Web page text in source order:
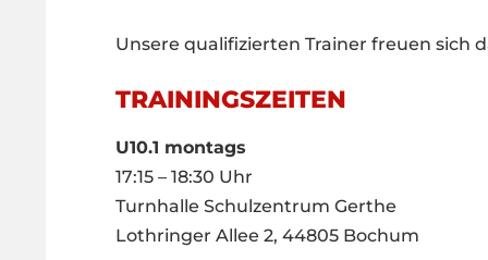
Unsere qualifizierten Trainer freuen sich
TRAININGSZEITEN
U10.1 montags
17:15 – 18:30 Uhr
Turnhalle Schulzentrum Gerthe
Lothringer Allee 2, 44805 Bochum